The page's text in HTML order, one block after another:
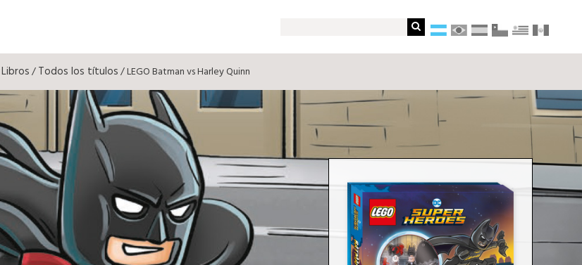
Libros/Todos los títulos/ LEGO Batman vs Harley Quinn